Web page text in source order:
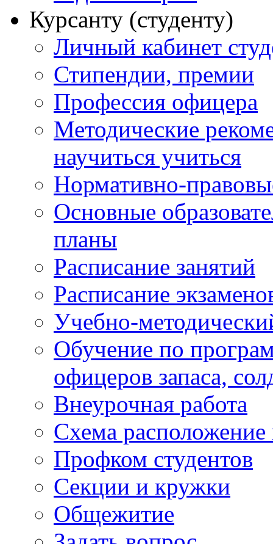
Курсанту (студенту)
Личный кабинет
Стипендии, премии
Профессия офицера
Методические
научиться учиться
Нормативно-
Основные
планы
Расписание занятий
Расписание
Учебно-
Обучение по
офицеров запаса,
Внеурочная работа
Схема расположение
Профком студентов
Секции и кружки
Общежитие